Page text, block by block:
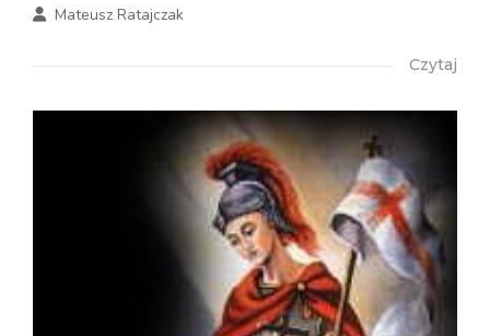
Mateusz Ratajczak
Czytaj